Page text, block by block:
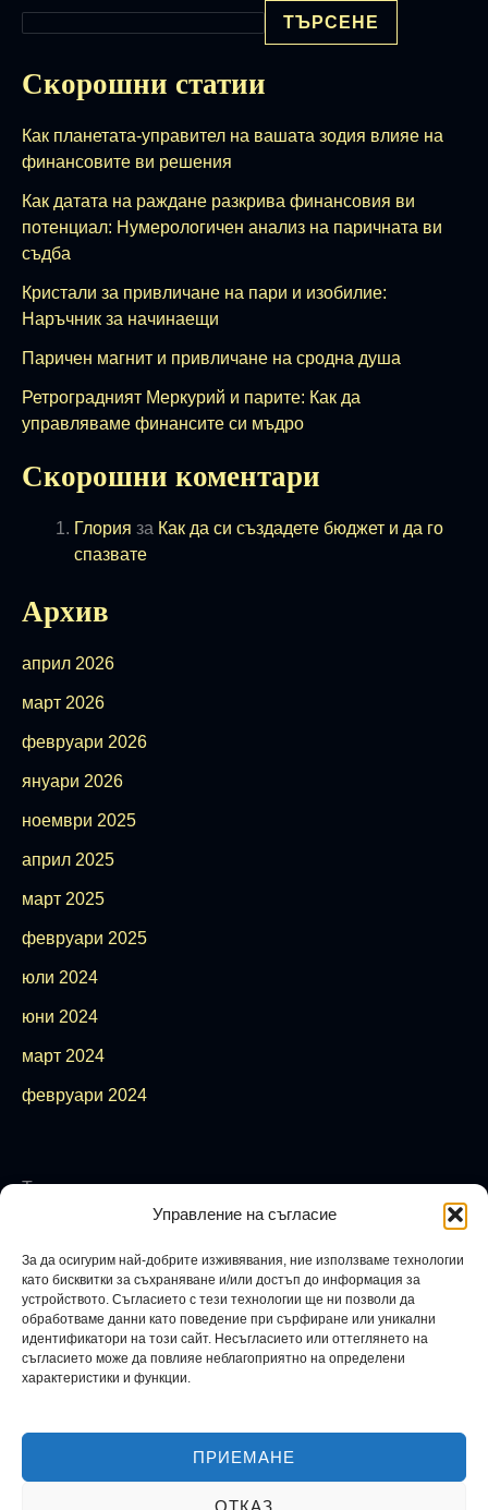
Управление на съгласие
За да осигурим най-добрите изживявания, ние използваме технологии
като бисквитки за съхраняване и/или достъп до информация за
устройството. Съгласието с тези технологии ще ни позволи да
обработваме данни като поведение при сърфиране или уникални
идентификатори на този сайт. Несъгласието или оттеглянето на
съгласието може да повлияе неблагоприятно на определени
характеристики и функции.
ПРИЕМАНЕ
ОТКАЗ
ТЪРСЕНЕ
Скорошни статии
Как планетата-управител на вашата зодия влияе на
финансовите ви решения
Как датата на раждане разкрива финансовия ви
потенциал: Нумерологичен анализ на паричната ви
съдба
Кристали за привличане на пари и изобилие:
Наръчник за начинаещи
Паричен магнит и привличане на сродна душа
Ретроградният Меркурий и парите: Как да
управляваме финансите си мъдро
Скорошни коментари
Глория за Как да си създадете бюджет и да го
спазвате
Архив
април 2026
март 2026
февруари 2026
януари 2026
ноември 2025
април 2025
март 2025
февруари 2025
юли 2024
юни 2024
март 2024
февруари 2024
Теми
Фън Шуй аура баланс бюджет
привличане здраве зодиак зодия изобилие кариера
карма книги концентрация креативност луна любов
магия мислене мистика музика нумерология пари
продуктвност просперитет психология растеж
финанси финансова свобода
F